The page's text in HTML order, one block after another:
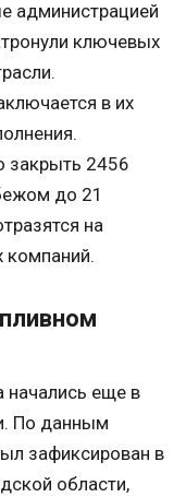
администрацией
ключевых
в их
закрыть 2456
до 21
на
компаний.
начались еще в
По данным
зафиксирован в
области,